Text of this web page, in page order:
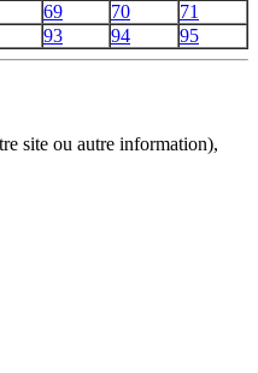
69 70
71
93 94 95
site ou autre information),